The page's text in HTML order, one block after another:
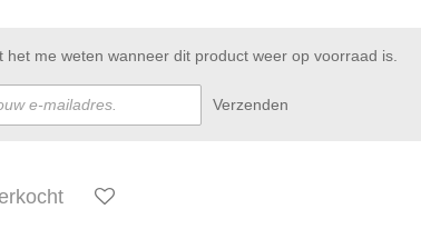
het me weten wanneer dit product weer op voorraad is.
Verzenden